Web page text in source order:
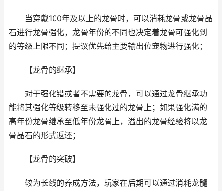
当穿戴100年及以上的龙骨时，可以消耗龙骨或龙骨晶
石进行龙骨强化，龙骨年份的不同也决定着龙骨可强化到
的等级上限不同；提议优先给主要输出位宠物进行强化；
【龙骨的继承】
对于强化错或者不需要的龙骨，可以通过龙骨继承功
能将其强化等级转移至未强化过的龙骨上；如果强化满的
高年份龙骨继承至低年份龙骨上，溢出的龙骨经验将以龙
骨晶石的形式返还；
【龙骨的突破】
较为长线的养成方法，玩家在后期可以通过消耗龙髓